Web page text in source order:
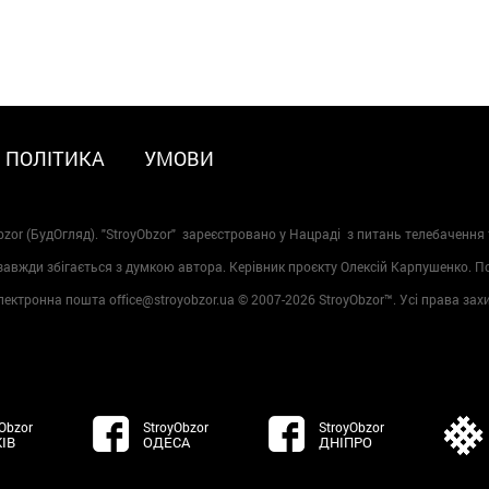
ПОЛІТИКА УМОВИ
(БудОгляд). "StroyObzor" зареєстровано у Нацраді з питань телебачення
збігається з думкою автора. Керівник проєкту Олексій Карпушенко.
пошта office@stroyobzor.ua © 2007-2026 StroyObzor™. Усі права
StroyObzor
ОДЕСА
StroyObzor
ДНІПРО